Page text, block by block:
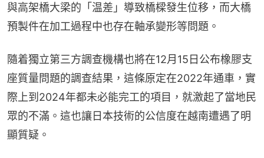
與高架橋大梁的「温差」導致橋樑發生位移，而大橋
預製件在加工過程中也存在軸承變形等問題。
隨着獨立第三方調查機構也將在12月15日公布橡膠支
座質量問題的調查結果，這條原定在2022年通車，實
際上到2024年都未必能完工的項目，就激起了當地民
眾的不滿。這也讓日本技術的公信度在越南遭遇了明
顯質疑。